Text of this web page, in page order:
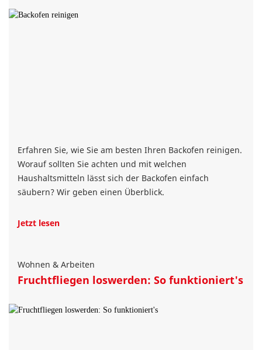
Erfahren Sie, wie Sie am besten Ihren Backofen reinigen.
Worauf sollten Sie achten und mit welchen
Haushaltsmitteln lässt sich der Backofen einfach
säubern? Wir geben einen Überblick.
Jetzt lesen
Wohnen & Arbeiten
Fruchtfliegen loswerden: So funktioniert's